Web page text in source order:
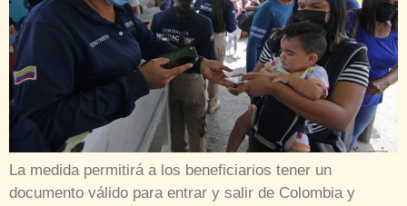
La medida permitirá a los beneficiarios tener un
documento válido para entrar y salir de Colombia y